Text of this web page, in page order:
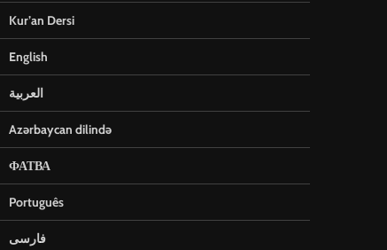
Kur’an Dersi
English
العربية
Azərbaycan dilində
ФАТВА
Português
فارسی